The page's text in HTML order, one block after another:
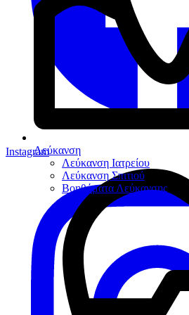
Λεύκανση
Λεύκανση Ιατρείου
Λεύκανση Σπιτιού
Βοηθήματα Λεύκανσης
Instagram